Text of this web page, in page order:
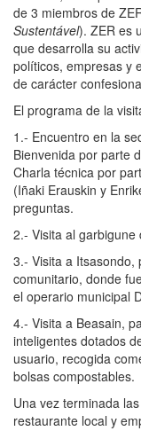
de 3 miembros de
Sustentável). ZER es
que desarrolla su
políticos, empresas y
de carácter
El programa de la
1.- Encuentro en la
Bienvenida por parte
Charla técnica por
(Iñaki Erauskin y
preguntas.
2.- Visita al garbigune
3.- Visita a Itsasondo,
comunitario, donde
el operario municipal
4.- Visita a Beasain,
inteligentes dotados
usuario, recogida
bolsas compostables.
Una vez terminada
restaurante local y